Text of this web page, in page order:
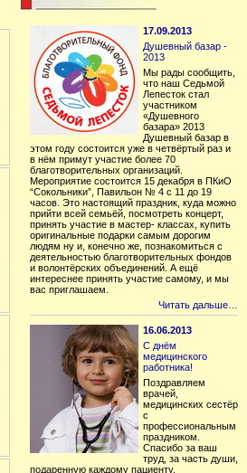
17.09.2013
Душевный базар -
2013
Мы рады сообщить,
что наш Седьмой
Лепесток стал
участником
«Душевного
базара» 2013
Душевный базар в
этом году состоится уже в четвёртый раз и
в нём примут участие более 70
благотворительных организаций.
Мероприятие состоится 15 декабря в ПКиО
“Сокольники”, Павильон № 4 с 11 до 19
часов. Это настоящий праздник, куда можно
прийти всей семьёй, посмотреть концерт,
принять участие в мастер- классах, купить
оригинальные подарки самым дорогим
людям ну и, конечно же, познакомиться с
деятельностью благотворительных фондов
и волонтёрских объединений. А ещё
интереснее принять участие самому, и мы
вас приглашаем.
Читать дальше…
16.06.2013
С днём
медицинского
работника!
Поздравляем
врачей,
медицинских сестёр
с
профессиональным
праздником.
Спасибо за ваш
труд, за часть души,
подаренную каждому пациенту.